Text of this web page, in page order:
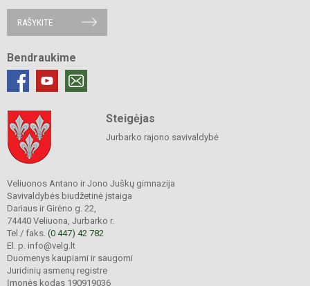
RAŠYKITE
Bendraukime
Steigėjas
Jurbarko rajono savivaldybė
Veliuonos Antano ir Jono Juškų gimnazija
Savivaldybės biudžetinė įstaiga
Dariaus ir Girėno g. 22,
74440 Veliuona, Jurbarko r.
Tel./ faks. (0 447) 42 782
El. p. info@velg.lt
Duomenys kaupiami ir saugomi
Juridinių asmenų registre
Įmonės kodas 190919036